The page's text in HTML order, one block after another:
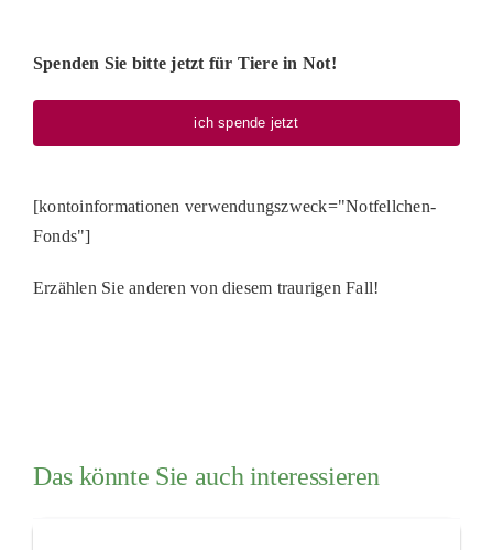
Spenden Sie bitte jetzt für Tiere in Not!
ich spende jetzt
[kontoinformationen verwendungszweck="Notfellchen-
Fonds"]
Erzählen Sie anderen von diesem traurigen Fall!
Das könnte Sie auch interessieren